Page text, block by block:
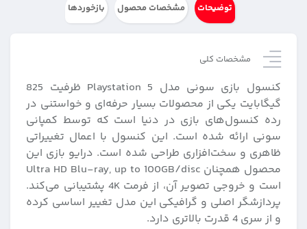
توضیحات مشخصات محصول بازخوردها
مشخصات کلی
کنسول بازی سونی مدل Playstation 5 ظرفیت 825
گیگابایت یکی از محصولات بسیار حرفه‌ای و خواستنی در
رده کنسول‌های بازی در دنیا است که توسط کمپانی
سونی ارائه شده است. این کنسول با اعمال تغییراتی
ظاهری و سخت‌افزاری طراحی شده است. درایو بازی این
محصول همچنان Ultra HD Blu-ray, up to 100GB/disc
است و خروجی تصویر آن، از فرمت 4K پشتیبانی می‌کند.
پردازشگر اصلی و گرافیکی این مدل تغییر اساسی کرده
و از سری 4 قدرت بالاتری دارد.